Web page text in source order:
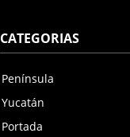
CATEGORIAS
Península
Yucatán
Portada